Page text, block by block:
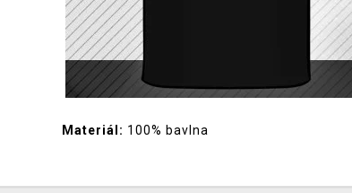
Materiál: 100% bavlna